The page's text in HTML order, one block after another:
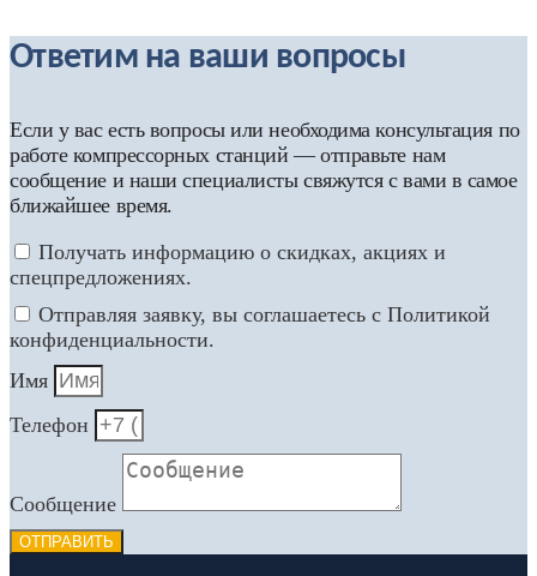
Ответим на ваши вопросы
Если у вас есть вопросы или необходима консультация по
работе компрессорных станций — отправьте нам
сообщение и наши специалисты свяжутся с вами в самое
ближайшее время.
Получать информацию о скидках, акциях и
спецпредложениях.
Отправляя заявку, вы соглашаетесь с Политикой
конфиденциальности.
Имя
Телефон
Сообщение
ОТПРАВИТЬ